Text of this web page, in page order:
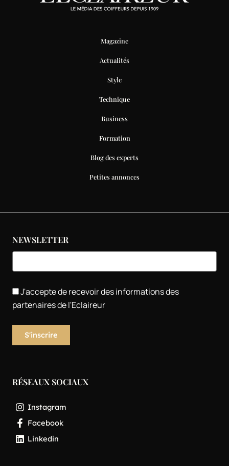
Magazine
Actualités
Style
Technique
Business
Formation
Blog des experts
Petites annonces
NEWSLETTER
J'accepte de recevoir des informations des
partenaires de l'Eclaireur
RÉSEAUX SOCIAUX
Instagram
Facebook
Linkedin